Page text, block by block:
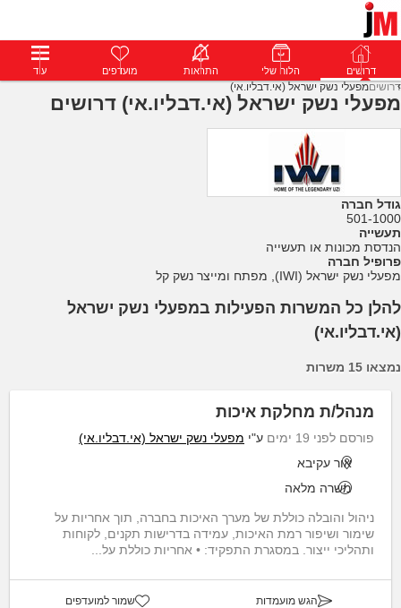
דרושים פרופילים הודעות פרימיום דרושים הלוח שלי התראות מועדפים עוד
דרושיםמפעלי נשק ישראל (אי.דבליו.אי)
מפעלי נשק ישראל (אי.דבליו.אי) דרושים
גודל חברה
501-1000
תעשייה
הנדסת מכונות או תעשייה
פרופיל חברה
מפעלי נשק ישראל (IWI), מפתח ומייצר נשק קל
להלן כל המשרות הפעילות במפעלי נשק ישראל
(אי.דבליו.אי)
נמצאו 15 משרות
מנהל/ת מחלקת איכות
פורסם לפני 19 ימים ע"י מפעלי נשק ישראל (אי.דבליו.אי)
אור עקיבא
משרה מלאה
ניהול והובלה כוללת של מערך האיכות בחברה, תוך אחריות על
שימור ושיפור רמת האיכות, עמידה בדרישות תקנים, לקוחות
ותהליכי ייצור. במסגרת התפקיד: • אחריות כוללת על...
הגש מועמדות שמור למועדפים